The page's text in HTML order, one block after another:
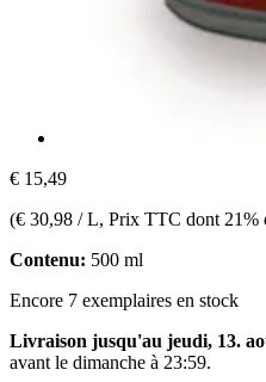
€ 15,49
(€ 30,98 / L, Prix TTC dont 21%
Contenu: 500 ml
Encore 7 exemplaires en stock
Livraison jusqu'au jeudi, 13.
avant le dimanche à 23:59.